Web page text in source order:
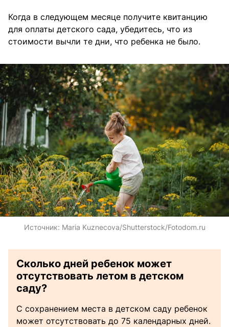
Когда в следующем месяце получите квитанцию
для оплаты детского сада, убедитесь, что из
стоимости вычли те дни, что ребенка не было.
Источник: Maria Kuznecova/Shutterstock/Fotodom.ru
Сколько дней ребенок может
отсутствовать летом в детском
саду?
С сохранением места в детском саду ребенок
может отсутствовать до 75 календарных дней.